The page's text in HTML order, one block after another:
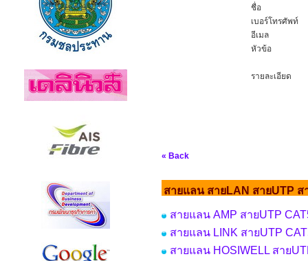
ชื่อ
เบอร์โทรศัพท์
อีเมล
หัวข้อ
รายละเอียด
« Back
สายแลน สายLAN สายUTP ส
สายแลน AMP สายUTP
สายแลน LINK สายUTP
สายแลน HOSIWELL สาย